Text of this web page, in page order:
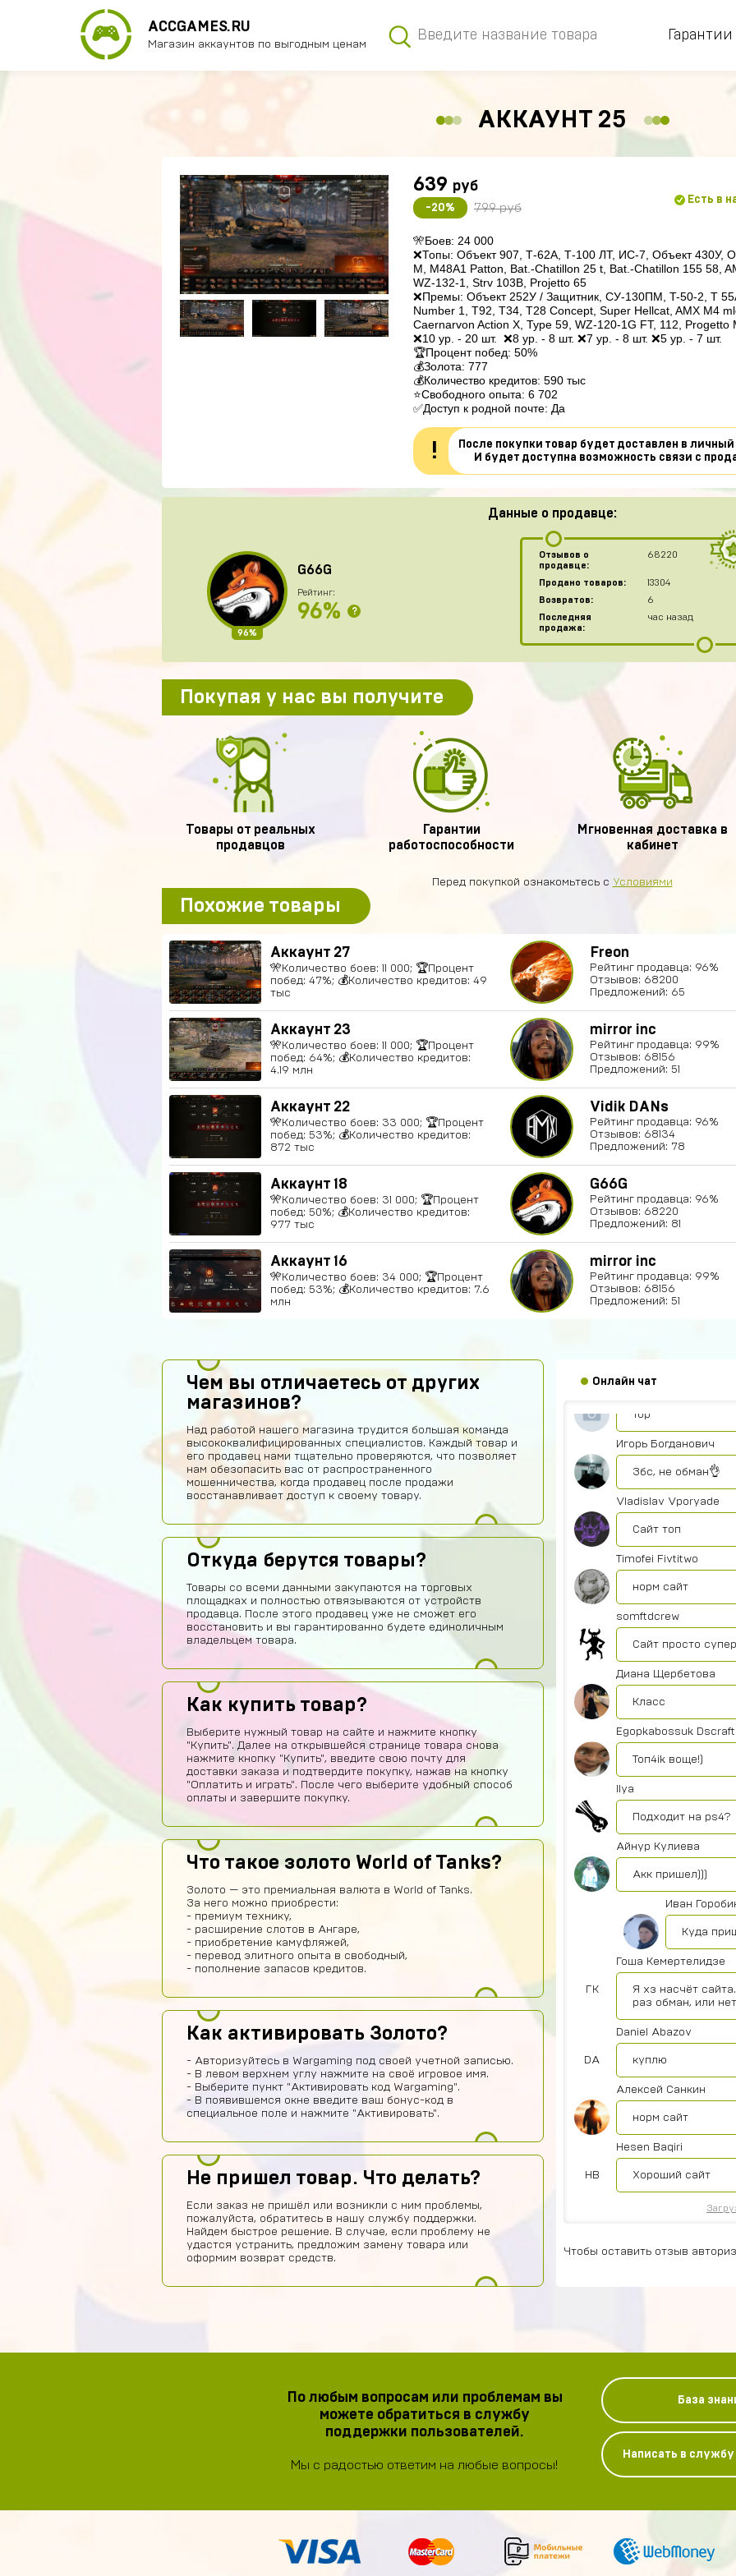
ACCGAMES.RU
Магазин аккаунтов по выгодным ценам
Гарантии
АККАУНТ 25
639 руб
-20% 799 руб
Есть в
🎌Боев: 24 000
❌Топы: Объект 907, Т-62А, Т-100 ЛТ, ИС-7, Объект 430У,
M, M48A1 Patton, Bat.-Chatillon 25 t, Bat.-Chatillon 155 58,
WZ-132-1, Strv 103B, Projetto 65
❌Премы: Объект 252У / Защитник, СУ-130ПМ, T-50-2, T
Number 1, T92, T34, T28 Concept, Super Hellcat, AMX M4
Caernarvon Action X, Type 59, WZ-120-1G FT, 112, Progetto
❌10 ур. - 20 шт.  ❌8 ур. - 8 шт. ❌7 ур. - 8 шт. ❌5 ур. - 7 шт.
🏆Процент побед: 50%
💰Золота: 777
💰Количество кредитов: 590 тыс
⭐Свободного опыта: 6 702
✅Доступ к родной почте: Да
!
После покупки товар будет доставлен в личный
И будет доступна возможность связи с
Данные о продавце:
96%
G66G
Рейтинг:
96% ?
Отзывов о
продавце:
68220
Продано товаров:
13304
Возвратов:
6
Последняя
продажа:
час назад
Покупая у нас вы получите
Товары от реальных
продавцов
Гарантии
работоспособности
Мгновенная доставка в
кабинет
Перед покупкой ознакомьтесь с Условиями
Похожие товары
Аккаунт 27
🎌Количество боев: 11 000; 🏆Процент
побед: 47%; 💰Количество кредитов: 49
тыс
Freon
Рейтинг продавца: 96%
Отзывов: 68200
Предложений: 65
Аккаунт 23
🎌Количество боев: 11 000; 🏆Процент
побед: 64%; 💰Количество кредитов:
4.19 млн
mirror inc
Рейтинг продавца: 99%
Отзывов: 68156
Предложений: 51
Аккаунт 22
🎌Количество боев: 33 000; 🏆Процент
побед: 53%; 💰Количество кредитов:
872 тыс
Vidik DANs
Рейтинг продавца: 96%
Отзывов: 68134
Предложений: 78
Аккаунт 18
🎌Количество боев: 31 000; 🏆Процент
побед: 50%; 💰Количество кредитов:
977 тыс
G66G
Рейтинг продавца: 96%
Отзывов: 68220
Предложений: 81
Аккаунт 16
🎌Количество боев: 34 000; 🏆Процент
побед: 53%; 💰Количество кредитов: 7.6
млн
mirror inc
Рейтинг продавца: 99%
Отзывов: 68156
Предложений: 51
Чем вы отличаетесь от других
магазинов?
Над работой нашего магазина трудится большая команда
высококвалифицированных специалистов. Каждый товар и
его продавец нами тщательно проверяются, что позволяет
нам обезопасить вас от распространенного
мошенничества, когда продавец после продажи
восстанавливает доступ к своему товару.
Откуда берутся товары?
Товары со всеми данными закупаются на торговых
площадках и полностью отвязываются от устройств
продавца. После этого продавец уже не сможет его
восстановить и вы гарантированно будете единоличным
владельцем товара.
Как купить товар?
Выберите нужный товар на сайте и нажмите кнопку
"Купить". Далее на открывшейся странице товара снова
нажмите кнопку "Купить", введите свою почту для
доставки заказа и подтвердите покупку, нажав на кнопку
"Оплатить и играть". После чего выберите удобный способ
оплаты и завершите покупку.
Что такое золото World of Tanks?
Золото — это премиальная валюта в World of Tanks.
За него можно приобрести:
- премиум технику,
- расширение слотов в Ангаре,
- приобретение камуфляжей,
- перевод элитного опыта в свободный,
- пополнение запасов кредитов.
Как активировать Золото?
- Авторизуйтесь в Wargaming под своей учетной записью.
- В левом верхнем углу нажмите на своё игровое имя.
- Выберите пункт "Активировать код Wargaming".
- В появившемся окне введите ваш бонус-код в
специальное поле и нажмите "Активировать".
Не пришел товар. Что делать?
Если заказ не пришёл или возникли с ним проблемы,
пожалуйста, обратитесь в нашу службу поддержки.
Найдем быстрое решение. В случае, если проблему не
удастся устранить, предложим замену товара или
оформим возврат средств.
Онлайн чат
Артем Парков
ПРИВЕТ
тут точно не
Абукар Хамхоев
Top
Игорь Богданович
Збс, не обман👌
Vladislav Vporyade
Сайт топ
Timofei Fivtitwo
норм сайт
somftdcrew
Сайт просто супер
Диана Щербетова
Класс
Egopkabossuk Dscraft
Топ4ik воще!)
Ilya
Подходит на ps4?
Айнур Кулиева
Акк пришел)))
Иван
Куда
ГК
Гоша Кемертелидзе
Я хз насчёт
раз обман, или нет
DA
Daniel Abazov
куплю
Алексей Санкин
норм сайт
HB
Hesen Baqiri
Хороший сайт
Чтобы оставить отзыв
По любым вопросам или проблемам вы
можете обратиться в службу
поддержки пользователей.
Мы с радостью ответим на любые вопросы!
База
Написать в